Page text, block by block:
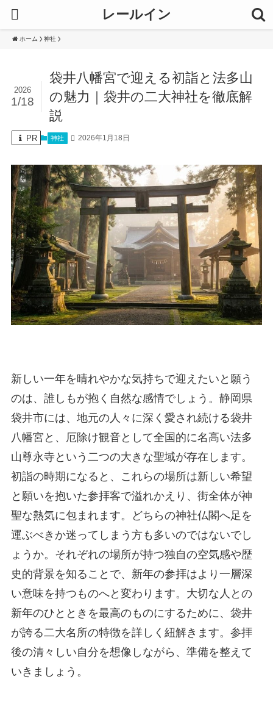
レールイン
ホーム 神社
袋井八幡宮で迎える初詣と法多山
の魅力｜袋井の二大神社を徹底解
説
2026
1/18
PR 神社 2026年1月18日
新しい一年を晴れやかな気持ちで迎えたいと願う
のは、誰しもが抱く自然な感情でしょう。静岡県
袋井市には、地元の人々に深く愛され続ける袋井
八幡宮と、厄除け観音として全国的に名高い法多
山尊永寺という二つの大きな聖域が存在します。
初詣の時期になると、これらの場所は新しい希望
と願いを抱いた参拝客で溢れかえり、街全体が神
聖な熱気に包まれます。どちらの神社仏閣へ足を
運ぶべきか迷ってしまう方も多いのではないでし
ょうか。それぞれの場所が持つ独自の空気感や歴
史的背景を知ることで、新年の参拝はより一層深
い意味を持つものへと変わります。大切な人との
新年のひとときを最高のものにするために、袋井
が誇る二大名所の特徴を詳しく紐解きます。参拝
後の清々しい自分を想像しながら、準備を整えて
いきましょう。